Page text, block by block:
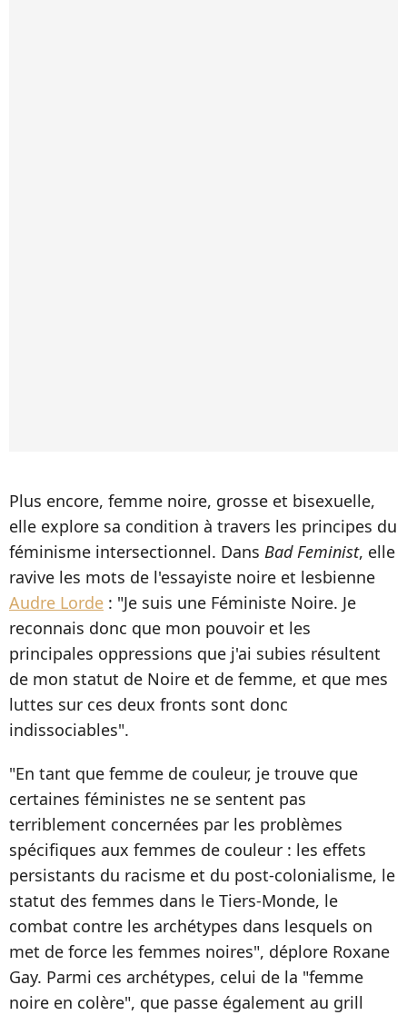
Plus encore, femme noire, grosse et bisexuelle,
elle explore sa condition à travers les principes du
féminisme intersectionnel. Dans Bad Feminist, elle
ravive les mots de l'essayiste noire et lesbienne
Audre Lorde : "Je suis une Féministe Noire. Je
reconnais donc que mon pouvoir et les
principales oppressions que j'ai subies résultent
de mon statut de Noire et de femme, et que mes
luttes sur ces deux fronts sont donc
indissociables".
"En tant que femme de couleur, je trouve que
certaines féministes ne se sentent pas
terriblement concernées par les problèmes
spécifiques aux femmes de couleur : les effets
persistants du racisme et du post-colonialisme, le
statut des femmes dans le Tiers-Monde, le
combat contre les archétypes dans lesquels on
met de force les femmes noires", déplore Roxane
Gay. Parmi ces archétypes, celui de la "femme
noire en colère", que passe également au grill